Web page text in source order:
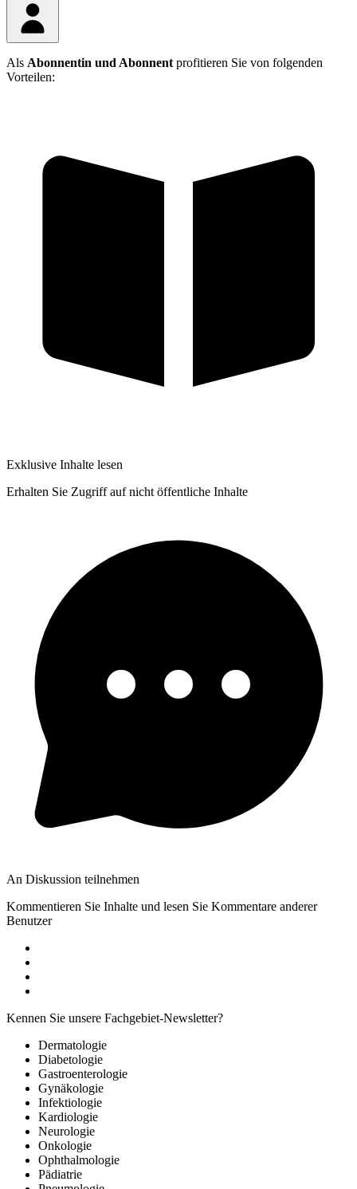
Als Abonnentin und Abonnentprofitieren Sie von folgenden
Vorteilen:
Exklusive Inhalte lesen
Erhalten Sie Zugriff auf nicht öffentliche Inhalte
An Diskussion teilnehmen
Kommentieren Sie Inhalte und lesen Sie Kommentare anderer
Benutzer
Kennen Sie unsere Fachgebiet-Newsletter?
Dermatologie
Diabetologie
Gastroenterologie
Gynäkologie
Infektiologie
Kardiologie
Neurologie
Onkologie
Ophthalmologie
Pädiatrie